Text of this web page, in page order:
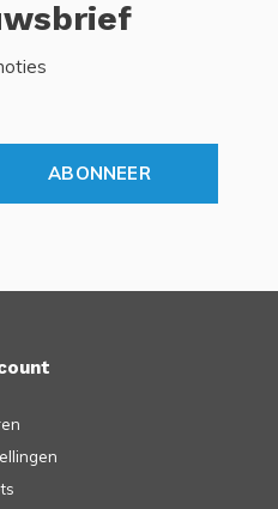
ABONNEER